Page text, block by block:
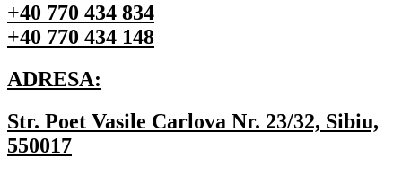
+40 770 434 834
+40 770 434 148
ADRESA:
Str. Poet Vasile Carlova Nr. 23/32, Sibiu,
550017